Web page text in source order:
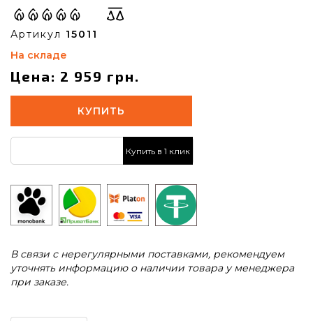
Артикул 15011
На складе
Цена: 2 959 грн.
КУПИТЬ
Купить в 1 клик
В связи с нерегулярными поставками, рекомендуем
уточнять информацию о наличии товара у менеджера
при заказе.